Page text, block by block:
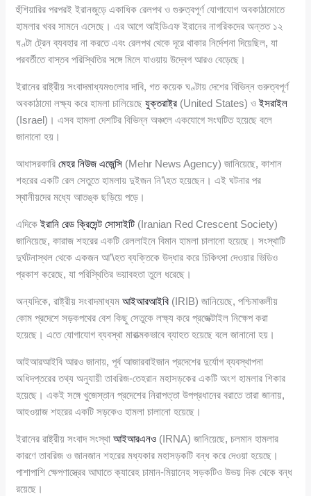
হুঁশিয়ারির পরপরই ইরানজুড়ে একাধিক রেলপথ ও গুরুত্বপূর্ণ যোগাযোগ অবকাঠামোতে
হামলার খবর সামনে এসেছে। এর আগে আইডিএফ ইরানের নাগরিকদের অন্তত ১২
ঘণ্টা ট্রেন ব্যবহার না করতে এবং রেলপথ থেকে দূরে থাকার নির্দেশনা দিয়েছিল, যা
পরবর্তীতে বাস্তব পরিস্থিতির সঙ্গে মিলে যাওয়ায় উদ্বেগ আরও বেড়েছে।
ইরানের রাষ্ট্রীয় সংবাদমাধ্যমগুলোর দাবি, গত কয়েক ঘণ্টায় দেশের বিভিন্ন গুরুত্বপূর্ণ
অবকাঠামো লক্ষ্য করে হামলা চালিয়েছেযুক্তরাষ্ট্র (United States) ওইসরাইল
(Israel)। এসব হামলা দেশটির বিভিন্ন অঞ্চলে একযোগে সংঘটিত হয়েছে বলে
জানানো হয়।
আধাসরকারিমেহর নিউজ এজেন্সি (Mehr News Agency) জানিয়েছে, কাশান
শহরের একটি রেল সেতুতে হামলায় দুইজন নি’\হত হয়েছেন। এই ঘটনার পর
স্থানীয়দের মধ্যে আতঙ্ক ছড়িয়ে পড়ে।
এদিকেইরানি রেড ক্রিসেন্ট সোসাইটি (Iranian Red Crescent Society)
জানিয়েছে, কারাজ শহরের একটি রেললাইনে বিমান হামলা চালানো হয়েছে। সংস্থাটি
দুর্ঘটনাস্থল থেকে একজন আ’\হত ব্যক্তিকে উদ্ধার করে চিকিৎসা দেওয়ার ভিডিও
প্রকাশ করেছে, যা পরিস্থিতির ভয়াবহতা তুলে ধরেছে।
অন্যদিকে, রাষ্ট্রীয় সংবাদমাধ্যমআইআরআইবি (IRIB) জানিয়েছে, পশ্চিমাঞ্চলীয়
কোম প্রদেশে সড়কপথের বেশ কিছু সেতুকে লক্ষ্য করে প্রজেক্টাইল নিক্ষেপ করা
হয়েছে। এতে যোগাযোগ ব্যবস্থা মারাত্মকভাবে ব্যাহত হয়েছে বলে জানানো হয়।
আইআরআইবি আরও জানায়, পূর্ব আজারবাইজান প্রদেশের দুর্যোগ ব্যবস্থাপনা
অধিদপ্তরের তথ্য অনুযায়ী তাবরিজ-তেহরান মহাসড়কের একটি অংশ হামলার শিকার
হয়েছে। একই সঙ্গে খুজেস্তান প্রদেশের নিরাপত্তা উপপ্রধানের বরাতে তারা জানায়,
আহওয়াজ শহরের একটি সড়কেও হামলা চালানো হয়েছে।
ইরানের রাষ্ট্রীয় সংবাদ সংস্থাআইআরএনও (IRNA) জানিয়েছে, চলমান হামলার
কারণে তাবরিজ ও জানজান শহরের মধ্যকার মহাসড়কটি বন্ধ করে দেওয়া হয়েছে।
পাশাপাশি ক্ষেপণাস্ত্রের আঘাতে ক্যারেহ চামান-মিয়ানেহ সড়কটিও উভয় দিক থেকে বন্ধ
রয়েছে।